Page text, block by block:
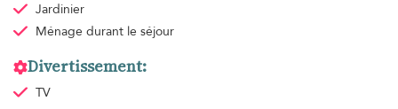
Jardinier
Ménage durant le séjour
Divertissement:
TV